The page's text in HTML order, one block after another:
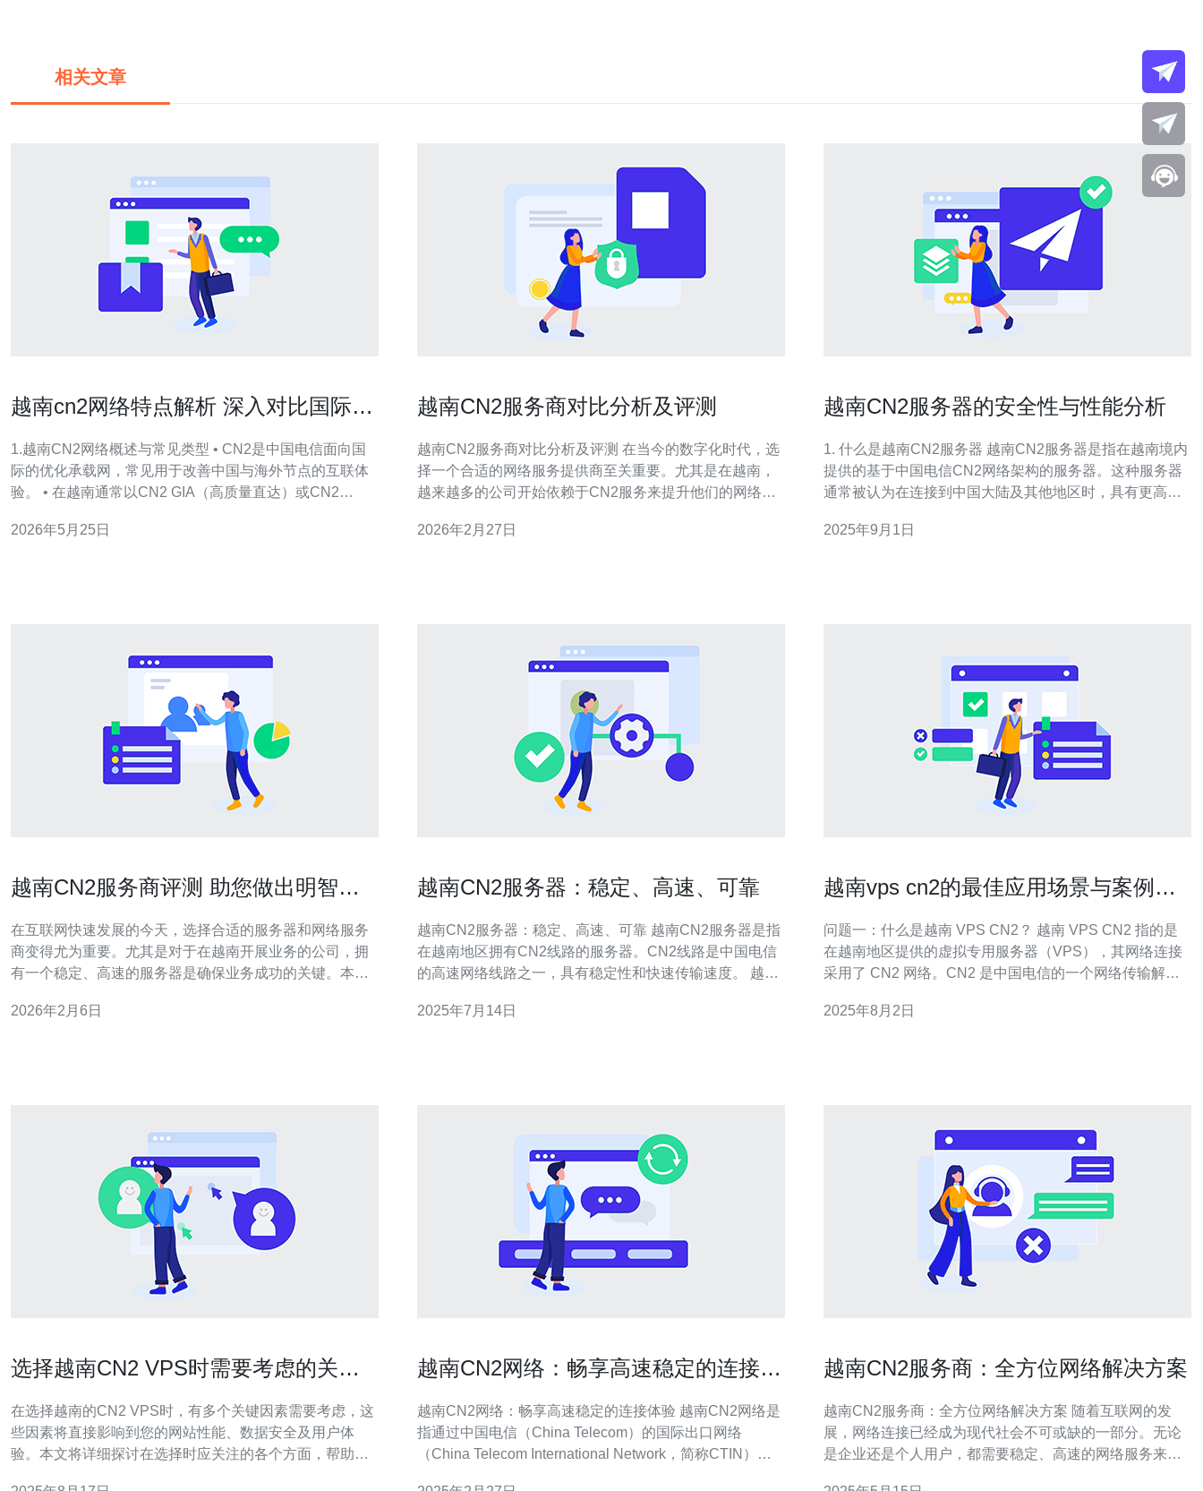
相关文章
越南cn2网络特点解析 深入对比国际线
1.越南CN2网络概述与常见类型 • CN2是中国电信面向国
际的优化承载网，常见用于改善中国与海外节点的互联体
验。 • 在越南通常以CN2 GIA（高质量直达）或CN2
点。 • CN2在路由上更偏向少跳、专线化，适合对延迟敏
2026年5月25日
越南CN2服务商对比分析及评测
越南CN2服务商对比分析及评测 在当今的数字化时代，选
择一个合适的网络服务提供商至关重要。尤其是在越南，
越来越多的公司开始依赖于CN2服务来提升他们的网络性
分析与评测，帮助您找到最适合您的服务提供商。 1. 网络
2026年2月27日
越南CN2服务器的安全性与性能分析
1. 什么是越南CN2服务器 越南CN2服务器是指在越南境内
提供的基于中国电信CN2网络架构的服务器。这种服务器
通常被认为在连接到中国大陆及其他地区时，具有更高的
用。 2. 越南CN2服务器的安全性分析 在选择服务器时，安
2025年9月1日
越南CN2服务商评测 助您做出明智选
在互联网快速发展的今天，选择合适的服务器和网络服务
商变得尤为重要。尤其是对于在越南开展业务的公司，拥
有一个稳定、高速的服务器是确保业务成功的关键。本文
择。 首先，我们需要了解什么是CN2。CN2是中国电信的
2026年2月6日
越南CN2服务器：稳定、高速、可靠
越南CN2服务器：稳定、高速、可靠 越南CN2服务器是指
在越南地区拥有CN2线路的服务器。CN2线路是中国电信
的高速网络线路之一，具有稳定性和快速传输速度。 越南
网络延迟问题。这对于有重要在线业务的用户来说至关重
2025年7月14日
越南vps cn2的最佳应用场景与案例分
问题一：什么是越南 VPS CN2？ 越南 VPS CN2 指的是
在越南地区提供的虚拟专用服务器（VPS），其网络连接
采用了 CN2 网络。CN2 是中国电信的一个网络传输解决
VPS，越南 VPS CN2 在速度和延迟上具有明显优势，非
2025年8月2日
选择越南CN2 VPS时需要考虑的关键
在选择越南的CN2 VPS时，有多个关键因素需要考虑，这
些因素将直接影响到您的网站性能、数据安全及用户体
验。本文将详细探讨在选择时应关注的各个方面，帮助您
越南CN2网络：畅享高速稳定的连接体
越南CN2网络：畅享高速稳定的连接体验 越南CN2网络是
指通过中国电信（China Telecom）的国际出口网络
（China Telecom International Network，简称CTIN）连
越南CN2服务商：全方位网络解决方案
越南CN2服务商：全方位网络解决方案 随着互联网的发
展，网络连接已经成为现代社会不可或缺的一部分。无论
是企业还是个人用户，都需要稳定、高速的网络服务来满